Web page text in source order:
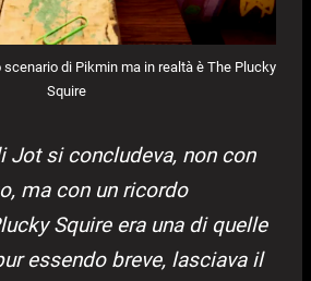
scenario di Pikmin ma in realtà è The Plucky
Squire
Jot si concludeva, non con
ma con un ricordo
Squire era una di quelle
essendo breve, lasciava il